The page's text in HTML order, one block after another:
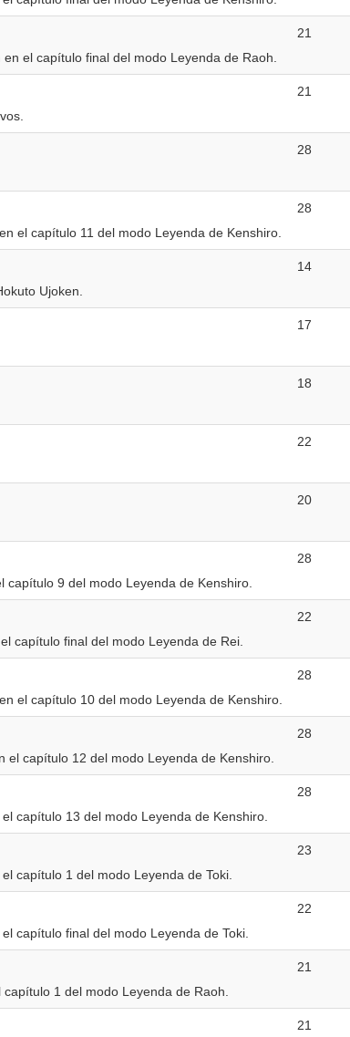
el capítulo final del modo Leyenda de Raoh.
21
21
28
el capítulo 11 del modo Leyenda de Kenshiro.
28
Ujoken.
14
17
18
22
20
9 del modo Leyenda de Kenshiro.
28
capítulo final del modo Leyenda de Rei.
22
el capítulo 10 del modo Leyenda de Kenshiro.
28
capítulo 12 del modo Leyenda de Kenshiro.
28
capítulo 13 del modo Leyenda de Kenshiro.
28
capítulo 1 del modo Leyenda de Toki.
23
capítulo final del modo Leyenda de Toki.
22
1 del modo Leyenda de Raoh.
21
21